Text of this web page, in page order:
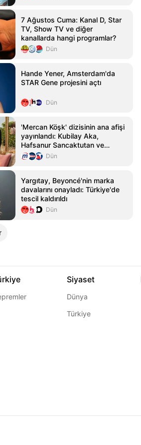
7 Ağustos Cuma: Kanal D, Star
TV, Show TV ve diğer
kanallarda hangi programlar?
Dün
Hande Yener, Amsterdam'da
STAR Gene projesini açtı
Dün
'Mercan Köşk' dizisinin ana afişi
yayınlandı: Kubilay Aka,
Hafsanur Sancaktutan ve
Bertan Asllani
Dün
Yargıtay, Beyoncé'nin marka
davalarını onayladı: Türkiye'de
tescil kaldırıldı
Dün
Siyaset
Dünya
Türkiye